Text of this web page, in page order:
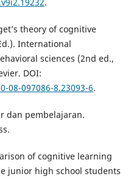
theory of cognitive
International
sciences (2nd ed.,
DOI:
08-097086-8.23093-6.
dan pembelajaran.
of cognitive learning
junior high school students